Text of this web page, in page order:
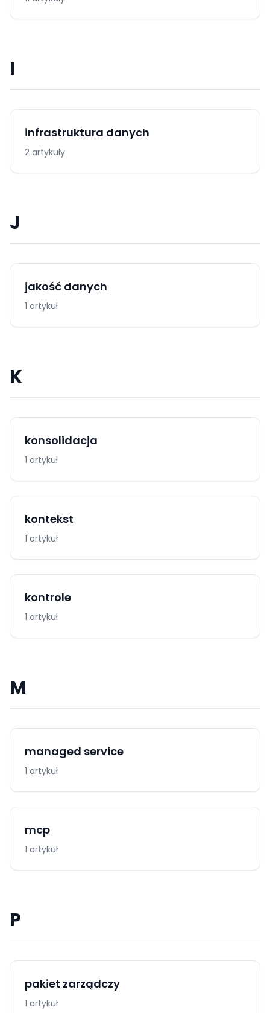
I
infrastruktura danych
2 artykuły
J
jakość danych
1 artykuł
K
konsolidacja
1 artykuł
kontekst
1 artykuł
kontrole
1 artykuł
M
managed service
1 artykuł
mcp
1 artykuł
P
pakiet zarządczy
1 artykuł